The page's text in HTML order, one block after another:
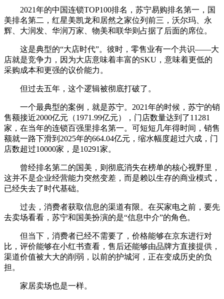
2021年的中国连锁TOP100排名，苏宁易购排名第一，国
美排名第二，红星美凯龙和居然之家位列前三，沃尔玛、永
辉、大润发、华润万家、物美和联华则占据了后面的席位。
这是典型的“大店时代”。彼时，零售业有一个共识——大
店就是竞争力，因为大店意味着丰富的SKU，意味着更低的
采购成本和更强的议价能力。
但过去五年，这个逻辑被彻底打破了。
一个最典型的案例，就是苏宁。2021年的时候，苏宁的销
售额接近2000亿元（1971.99亿元），门店数量达到了11281
家，在当年的连锁百强里排名第一。可短短几年得时间，销售
额就一路下滑到2025年的664.04亿元，缩水幅度超过六成，门
店数超过10000家，是10291家。
曾经排名第二的国美，则彻底消失在榜单的核心视野里，
这并不是企业经营能力突然变差，而是赖以生存的商业模式，
已经失去了时代基础。
过去，消费者获取信息的渠道有限。在买家电之前，要先
去卖场看看，苏宁和国美扮演的是“信息中介”的角色。
但当下，消费者已经不需要了，价格能够在京东进行对
比，评价能够在小红书查看，售后还能够由品牌方直接提供，
渠道价值被大大的削弱，以前的护城河，正在变成历史的负
担。
家居卖场也是一样。